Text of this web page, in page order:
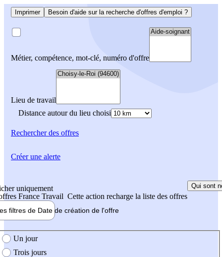
Imprimer Besoin d'aide sur la recherche d'offres d'emploi ?
Métier, compétence, mot-clé, numéro d'offre
Lieu de travail
Distance autour du lieu choisi
Rechercherdes offres
uniquement
France Travail Cette action recharge la liste des offres
Qui sont
filtres de Date de création de l'offre
création de l'offre
Un jour
Trois jours
Créer une alerte